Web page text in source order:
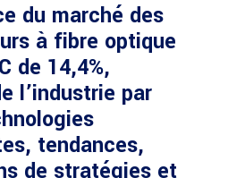
du marché des
à fibre optique
de 14,4%,
l’industrie par
tendances,
de stratégies et